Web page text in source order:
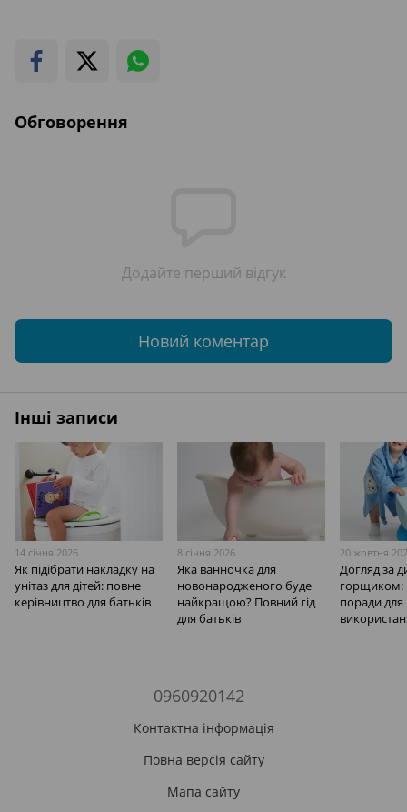
Обговорення
Додайте перший відгук
Новий коментар
Інші записи
14 січня 2026
Як підібрати накладку на
унітаз для дітей: повне
керівництво для батьків
8 січня 2026
Яка ванночка для
новонародженого буде
найкращою? Повний гід
для батьків
20 жовтня
Догляд за
горщиком:
поради
0960920142
Контактна інформація
Повна версія сайту
Мапа сайту